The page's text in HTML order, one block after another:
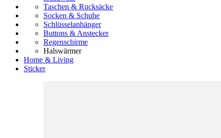
Taschen & Rucksäcke
Socken & Schuhe
Schlüsselanhänger
Buttons & Anstecker
Regenschirme
Halswärmer
Home & Living
Sticker